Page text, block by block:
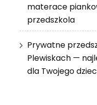
materace
przedszkola
Prywatne
Plewiskach —
dla Twojego